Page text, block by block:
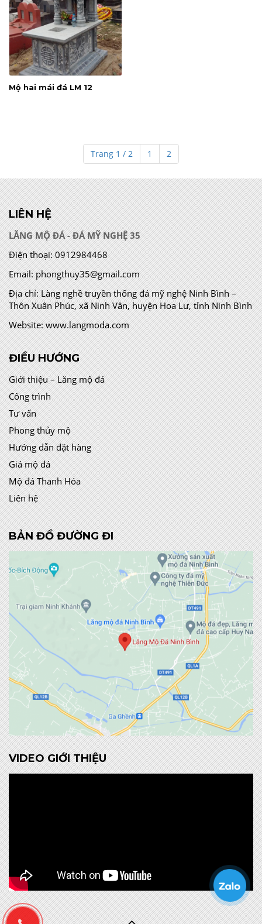
Mộ hai mái đá LM 12
Trang 1 / 2 1 2
LIÊN HỆ
LĂNG MỘ ĐÁ - ĐÁ MỸ NGHỆ 35
Điện thoại: 0912984468
Email: phongthuy35@gmail.com
Địa chỉ:Làng nghề truyền thống đá mỹ nghệ Ninh Bình –
Thôn Xuân Phúc, xã Ninh Vân, huyện Hoa Lư, tỉnh Ninh Bình
Website: www.langmoda.com
ĐIỀU HƯỚNG
Giới thiệu – Lăng mộ đá
Công trình
Tư vấn
Phong thủy mộ
Hướng dẫn đặt hàng
Giá mộ đá
Mộ đá Thanh Hóa
Liên hệ
BẢN ĐỒ ĐƯỜNG ĐI
VIDEO GIỚI THIỆU